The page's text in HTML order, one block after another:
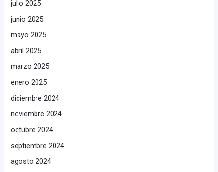
julio 2025
junio 2025
mayo 2025
abril 2025
marzo 2025
enero 2025
diciembre 2024
noviembre 2024
octubre 2024
septiembre 2024
agosto 2024